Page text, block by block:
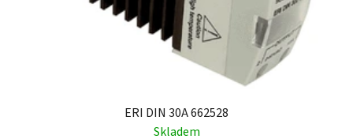
ERI DIN 30A 662528
Skladem